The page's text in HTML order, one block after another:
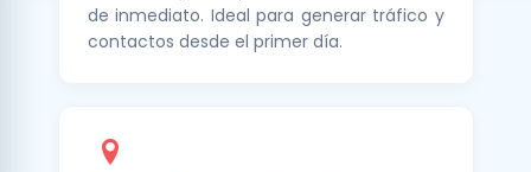
de inmediato. Ideal para generar tráfico y
contactos desde el primer día.